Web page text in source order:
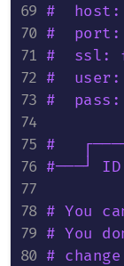
#  host:
#  port:
#  ssl:
#  user:
#  pass:
#
#───┘ ID
# You
# You
#